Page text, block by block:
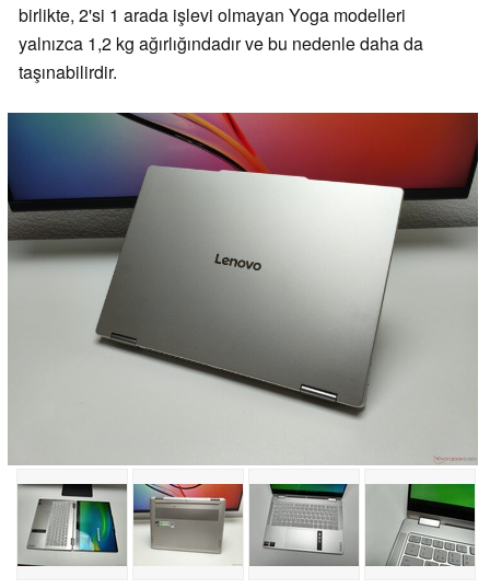
birlikte, 2'si 1 arada işlevi olmayan Yoga modelleri
yalnızca 1,2 kg ağırlığındadır ve bu nedenle daha da
taşınabilirdir.